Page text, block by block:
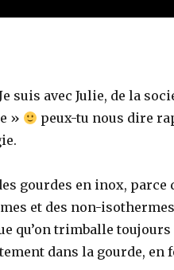
suis avec Julie, de la
»
peux-tu nous dire
gourdes en inox, parce
et des non-
qu’on trimballe
dans la gourde, en